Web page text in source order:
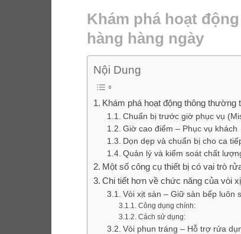
Khám phá hoạt
hàng hàng ngày
Nội Dung
Khám phá hoạt động thông
Chuẩn bị trước giờ phục vụ
Giờ cao điểm – Phục vụ khách
Dọn dẹp và chuẩn bị cho ca
Quản lý và kiểm soát chất
Một số công cụ thiết bị có vai trò
Chi tiết hơn về chức năng của vòi
Vòi xịt sàn – Giữ sàn bếp luôn
Công dụng chính:
Cách sử dụng:
Vòi phun tráng – Hỗ trợ rửa